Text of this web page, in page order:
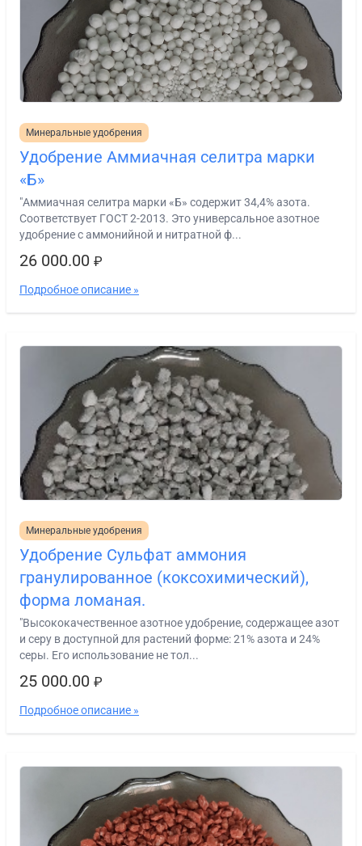
Минеральные удобрения
Удобрение Аммиачная селитра марки
«Б»
"Аммиачная селитра марки «Б» содержит 34,4% азота.
Соответствует ГОСТ 2-2013. Это универсальное азотное
удобрение с аммонийной и нитратной ф...
26 000.00 ₽
Подробное описание »
Минеральные удобрения
Удобрение Сульфат аммония
гранулированное (коксохимический),
форма ломаная.
"Высококачественное азотное удобрение, содержащее азот
и серу в доступной для растений форме: 21% азота и 24%
серы. Его использование не тол...
25 000.00 ₽
Подробное описание »